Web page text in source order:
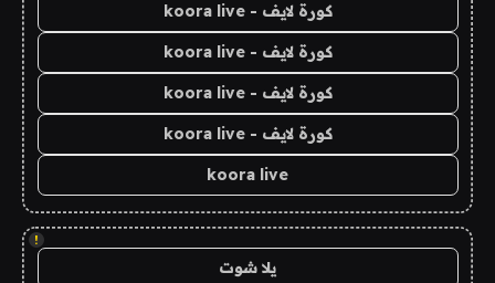
كورة لايف - koora live
كورة لايف - koora live
كورة لايف - koora live
كورة لايف - koora live
koora live
!
يلا شوت